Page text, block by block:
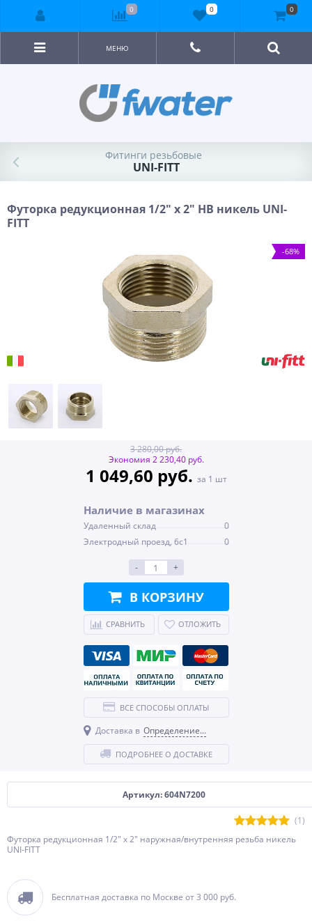
МЕНЮ
Фитинги резьбовые
UNI-FITT
Футорка редукционная 1/2" x 2" НВ никель UNI-
FITT
-68%
Артикул: 604N7200
(1)
Футорка редукционная 1/2" x 2" наружная/внутренняя резьба никель
UNI-FITT
Бесплатная доставка по Москве от 3 000 руб.
3 280,00 руб.
Экономия 2 230,40 руб.
1 049,60 руб. за 1 шт
Наличие в магазинах
Удаленный склад
0
Электродный проезд, 6с1
0
- +
В КОРЗИНУ
СРАВНИТЬ ОТЛОЖИТЬ
ВСЕ СПОСОБЫ ОПЛАТЫ
Доставка в Определение...
ПОДРОБНЕЕ О ДОСТАВКЕ
0 0 0